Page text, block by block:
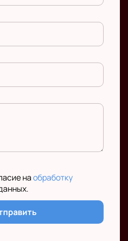
наобработку
.